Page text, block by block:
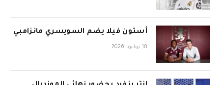
أستون فيلا يضم السويسري مانزامبي
18 يوليو، 2026